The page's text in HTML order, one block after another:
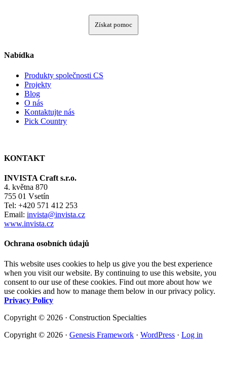
Získat pomoc
Nabídka
Produkty společnosti CS
Projekty
Blog
O nás
Kontaktujte nás
Pick Country
KONTAKT
INVISTA Craft s.r.o.
4. května 870
755 01 Vsetín
Tel: +420 571 412 253
Email: invista@invista.cz
www.invista.cz
Ochrana osobních údajů
This website uses cookies to help us give you the best experience
when you visit our website. By continuing to use this website, you
consent to our use of these cookies. Find out more about how we
use cookies and how to manage them below in our privacy policy.
Privacy Policy
Copyright © 2026 · Construction Specialties
Copyright © 2026 · Genesis Framework · WordPress · Log in